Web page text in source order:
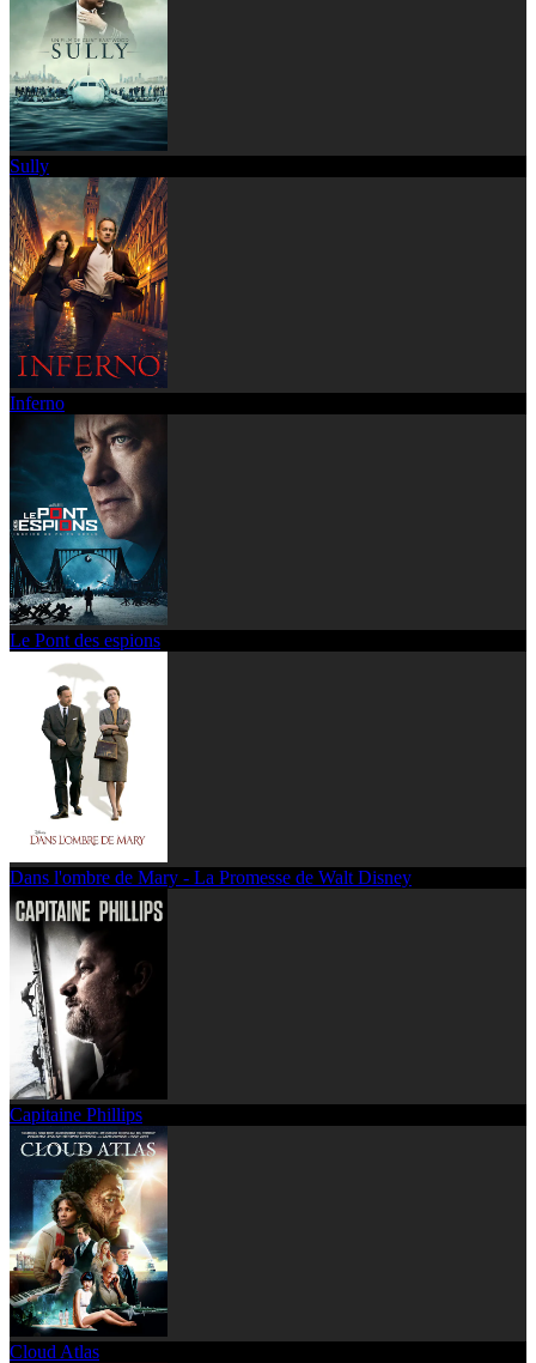
Sully
Inferno
Le Pont des espions
Dans l'ombre de Mary - La Promesse de Walt Disney
Capitaine Phillips
Cloud Atlas